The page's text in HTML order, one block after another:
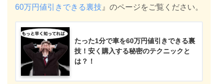
60万円値引きできる裏技 』のページをご覧ください。
たった1分で車を60万円値引きできる裏
技！安く購入する秘密のテクニックと
は？！